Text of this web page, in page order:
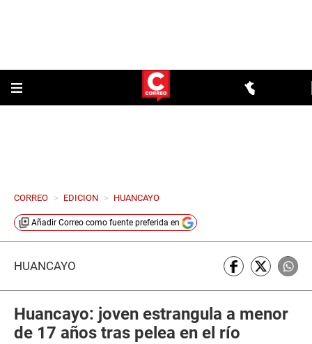
CORREO > EDICION > HUANCAYO
Añadir Correo como fuente preferida en
HUANCAYO
Huancayo: joven estrangula a menor
de 17 años tras pelea en el río